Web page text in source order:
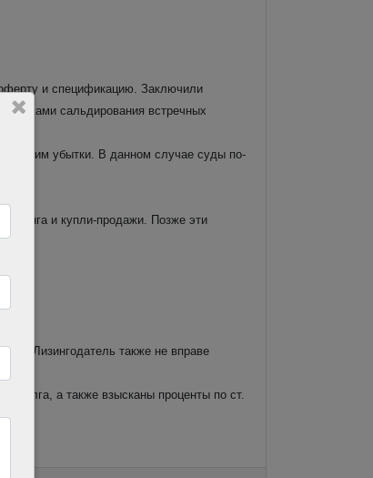
оферту и спецификацию. Заключили
итогами сальдирования встречных
с этим убытки. В данном случае суды по-
и купли-продажи. Позже эти
Лизингодатель также не вправе
долга, а также взысканы проценты по ст.